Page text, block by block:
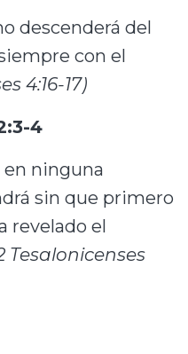
descenderá del
con el
4:16-17)
4
en ninguna
sin que primero
revelado el
Tesalonicenses